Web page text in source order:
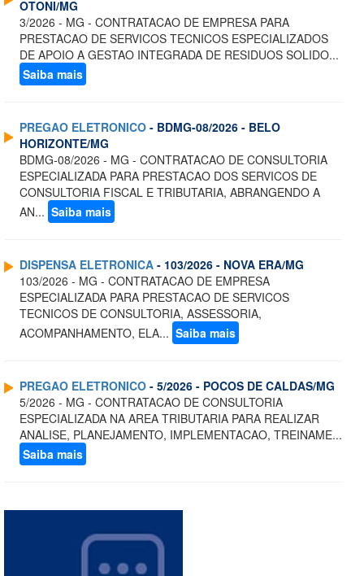
OTONI/MG
3/2026 - MG - CONTRATACAO DE EMPRESA PARA
PRESTACAO DE SERVICOS TECNICOS ESPECIALIZADOS
DE APOIO A GESTAO INTEGRADA DE RESIDUOS SOLIDO...
Saiba mais
PREGAO ELETRONICO - BDMG-08/2026 - BELO
HORIZONTE/MG
BDMG-08/2026 - MG - CONTRATACAO DE CONSULTORIA
ESPECIALIZADA PARA PRESTACAO DOS SERVICOS DE
CONSULTORIA FISCAL E TRIBUTARIA, ABRANGENDO A
AN... Saiba mais
DISPENSA ELETRONICA - 103/2026 - NOVA ERA/MG
103/2026 - MG - CONTRATACAO DE EMPRESA
ESPECIALIZADA PARA PRESTACAO DE SERVICOS
TECNICOS DE CONSULTORIA, ASSESSORIA,
ACOMPANHAMENTO, ELA... Saiba mais
PREGAO ELETRONICO - 5/2026 - POCOS DE CALDAS/MG
5/2026 - MG - CONTRATACAO DE CONSULTORIA
ESPECIALIZADA NA AREA TRIBUTARIA PARA REALIZAR
ANALISE, PLANEJAMENTO, IMPLEMENTACAO, TREINAME...
Saiba mais